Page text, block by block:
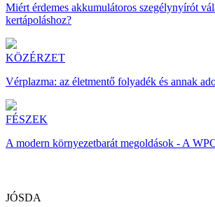
Miért érdemes akkumulátoros szegélynyírót
kertápoláshoz?
KÖZÉRZET
Vérplazma: az életmentő folyadék és annak
FÉSZEK
A modern környezetbarát megoldások - A
JÓSDA